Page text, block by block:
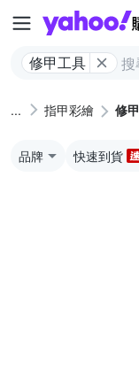
修甲工具
指甲彩繪 修
品牌 快速到貨